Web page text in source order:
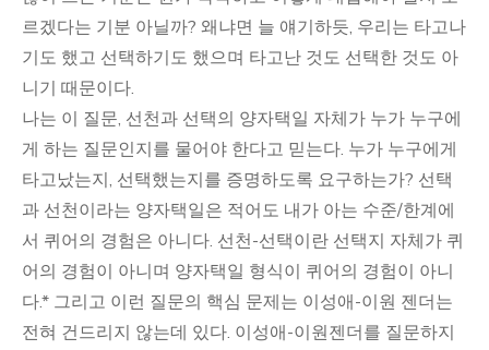
르겠다는 기분 아닐까? 왜냐면 늘 얘기하듯, 우리는 타고나
기도 했고 선택하기도 했으며 타고난 것도 선택한 것도 아
니기 때문이다.
나는 이 질문, 선천과 선택의 양자택일 자체가 누가 누구에
게 하는 질문인지를 물어야 한다고 믿는다. 누가 누구에게
타고났는지, 선택했는지를 증명하도록 요구하는가? 선택
과 선천이라는 양자택일은 적어도 내가 아는 수준/한계에
서 퀴어의 경험은 아니다. 선천-선택이란 선택지 자체가 퀴
어의 경험이 아니며 양자택일 형식이 퀴어의 경험이 아니
다.* 그리고 이런 질문의 핵심 문제는 이성애-이원 젠더는
전혀 건드리지 않는데 있다. 이성애-이원젠더를 질문하지